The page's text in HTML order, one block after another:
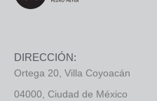
DIRECCIÓN:
Ortega 20, Villa Coyoacán
04000, Ciudad de México